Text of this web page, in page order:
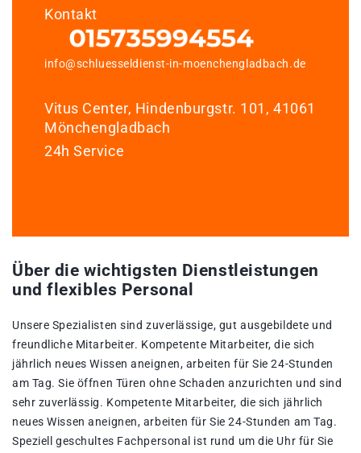
Kontakt
info@schluesseldienst-in-moenchengladbach.de
Vitus Center, Hindenburgstr. 101, 41061
Mönchengladbach
24h Service
Über die wichtigsten Dienstleistungen
und flexibles Personal
Unsere Spezialisten sind zuverlässige, gut ausgebildete und
freundliche Mitarbeiter. Kompetente Mitarbeiter, die sich
jährlich neues Wissen aneignen, arbeiten für Sie 24-Stunden
am Tag. Sie öffnen Türen ohne Schaden anzurichten und sind
sehr zuverlässig. Kompetente Mitarbeiter, die sich jährlich
neues Wissen aneignen, arbeiten für Sie 24-Stunden am Tag.
Speziell geschultes Fachpersonal ist rund um die Uhr für Sie